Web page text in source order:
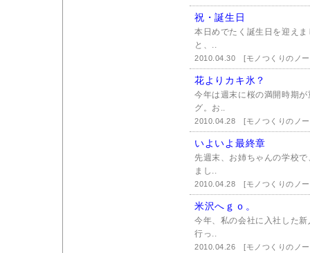
祝・誕生日
本日めでたく誕生日を迎え
と、..
2010.04.30[モノつくりのノ
花よりカキ氷？
今年は週末に桜の満開時期
グ。お..
2010.04.28[モノつくりのノ
いよいよ最終章
先週末、お姉ちゃんの学校
まし..
2010.04.28[モノつくりのノ
米沢へｇｏ。
今年、私の会社に入社した
行っ..
2010.04.26[モノつくりのノ